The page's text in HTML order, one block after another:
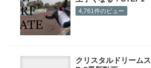
4,761件のビュー
クリスタルドリーム